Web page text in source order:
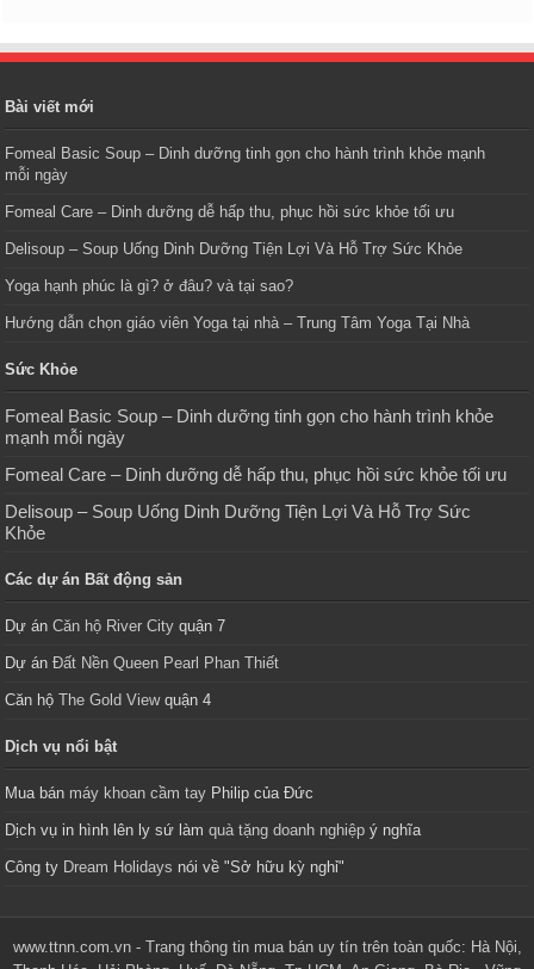
Bài viết mới
Fomeal Basic Soup – Dinh dưỡng tinh gọn cho hành trình khỏe mạnh
mỗi ngày
Fomeal Care – Dinh dưỡng dễ hấp thu, phục hồi sức khỏe tối ưu
Delisoup – Soup Uống Dinh Dưỡng Tiện Lợi Và Hỗ Trợ Sức Khỏe
Yoga hạnh phúc là gì? ở đâu? và tại sao?
Hướng dẫn chọn giáo viên Yoga tại nhà – Trung Tâm Yoga Tại Nhà
Sức Khỏe
Fomeal Basic Soup – Dinh dưỡng tinh gọn cho hành trình khỏe
mạnh mỗi ngày
Fomeal Care – Dinh dưỡng dễ hấp thu, phục hồi sức khỏe tối ưu
Delisoup – Soup Uống Dinh Dưỡng Tiện Lợi Và Hỗ Trợ Sức
Khỏe
Các dự án Bất động sản
Dự ánCăn hộ River City quận 7
Dự ánĐất Nền Queen Pearl Phan Thiết
Căn hộThe Gold Viewquận 4
Dịch vụ nổi bật
Mua bán máy khoan cầm tay Philip của Đức
Dịch vụ in hình lên ly sứ làmquà tặng doanh nghiệp ý nghĩa
Công ty Dream Holidays nói về "Sở hữu kỳ nghỉ"
www.ttnn.com.vn - Trang thông tin mua bán uy tín trên toàn quốc: Hà Nội,